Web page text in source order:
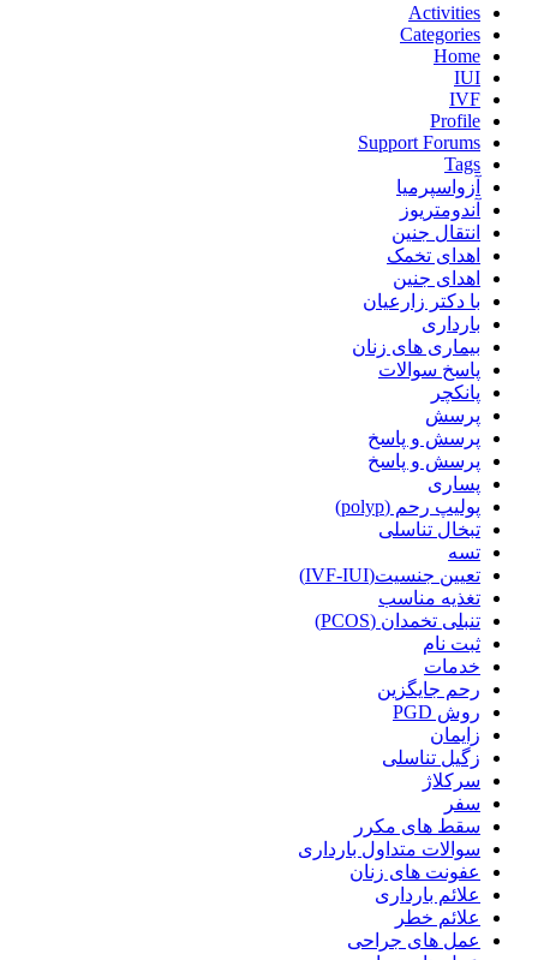
Activities
Categories
Home
IUI
IVF
Profile
Support Forums
Tags
آزواسپرمیا
آندومتریوز
انتقال جنین
اهدای تخمک
اهدای جنین
با دکتر زارعیان
بارداری
بیماری های زنان
پاسخ سوالات
پانکچر
پرسش
پرسش و پاسخ
پرسش و پاسخ
پساری
پولیپ رحم (polyp)
تبخال تناسلی
تسه
تعیین جنسیت(IVF-IUI)
تغذیه مناسب
تنبلی تخمدان (PCOS)
ثبت نام
خدمات
رحم جایگزین
روش PGD
زایمان
زگیل تناسلی
سرکلاژ
سفر
سقط های مکرر
سوالات متداول بارداری
عفونت های زنان
علائم بارداری
علائم خطر
عمل های جراحی